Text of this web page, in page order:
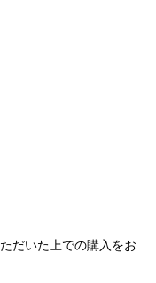
だいた上での購入をお